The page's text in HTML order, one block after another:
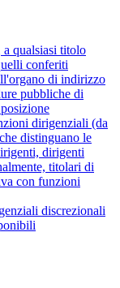
qualsiasi titolo
conferiti
di indirizzo
pubbliche di
dirigenziali (da
distinguano le
dirigenti
titolari di
con funzioni
discrezionali